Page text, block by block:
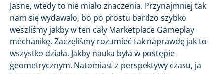
Jasne, wtedy to nie miało znaczenia. Przynajmniej tak
nam się wydawało, bo po prostu bardzo szybko
weszliśmy jakby w ten cały Marketplace Gameplay
mechanikę. Zaczęliśmy rozumieć tak naprawdę jak to
wszystko działa. Jakby nauka była w postępie
geometrycznym. Natomiast z perspektywy czasu, ja